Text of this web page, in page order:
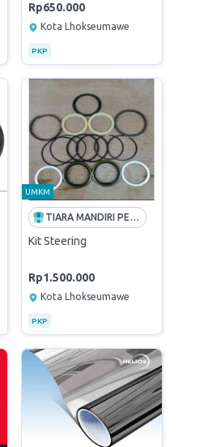
Rp650.000
Kota Lhokseumawe
PKP
UMKM
TIARA MANDIRI PERKASA
Kit Steering
Rp1.500.000
Kota Lhokseumawe
PKP